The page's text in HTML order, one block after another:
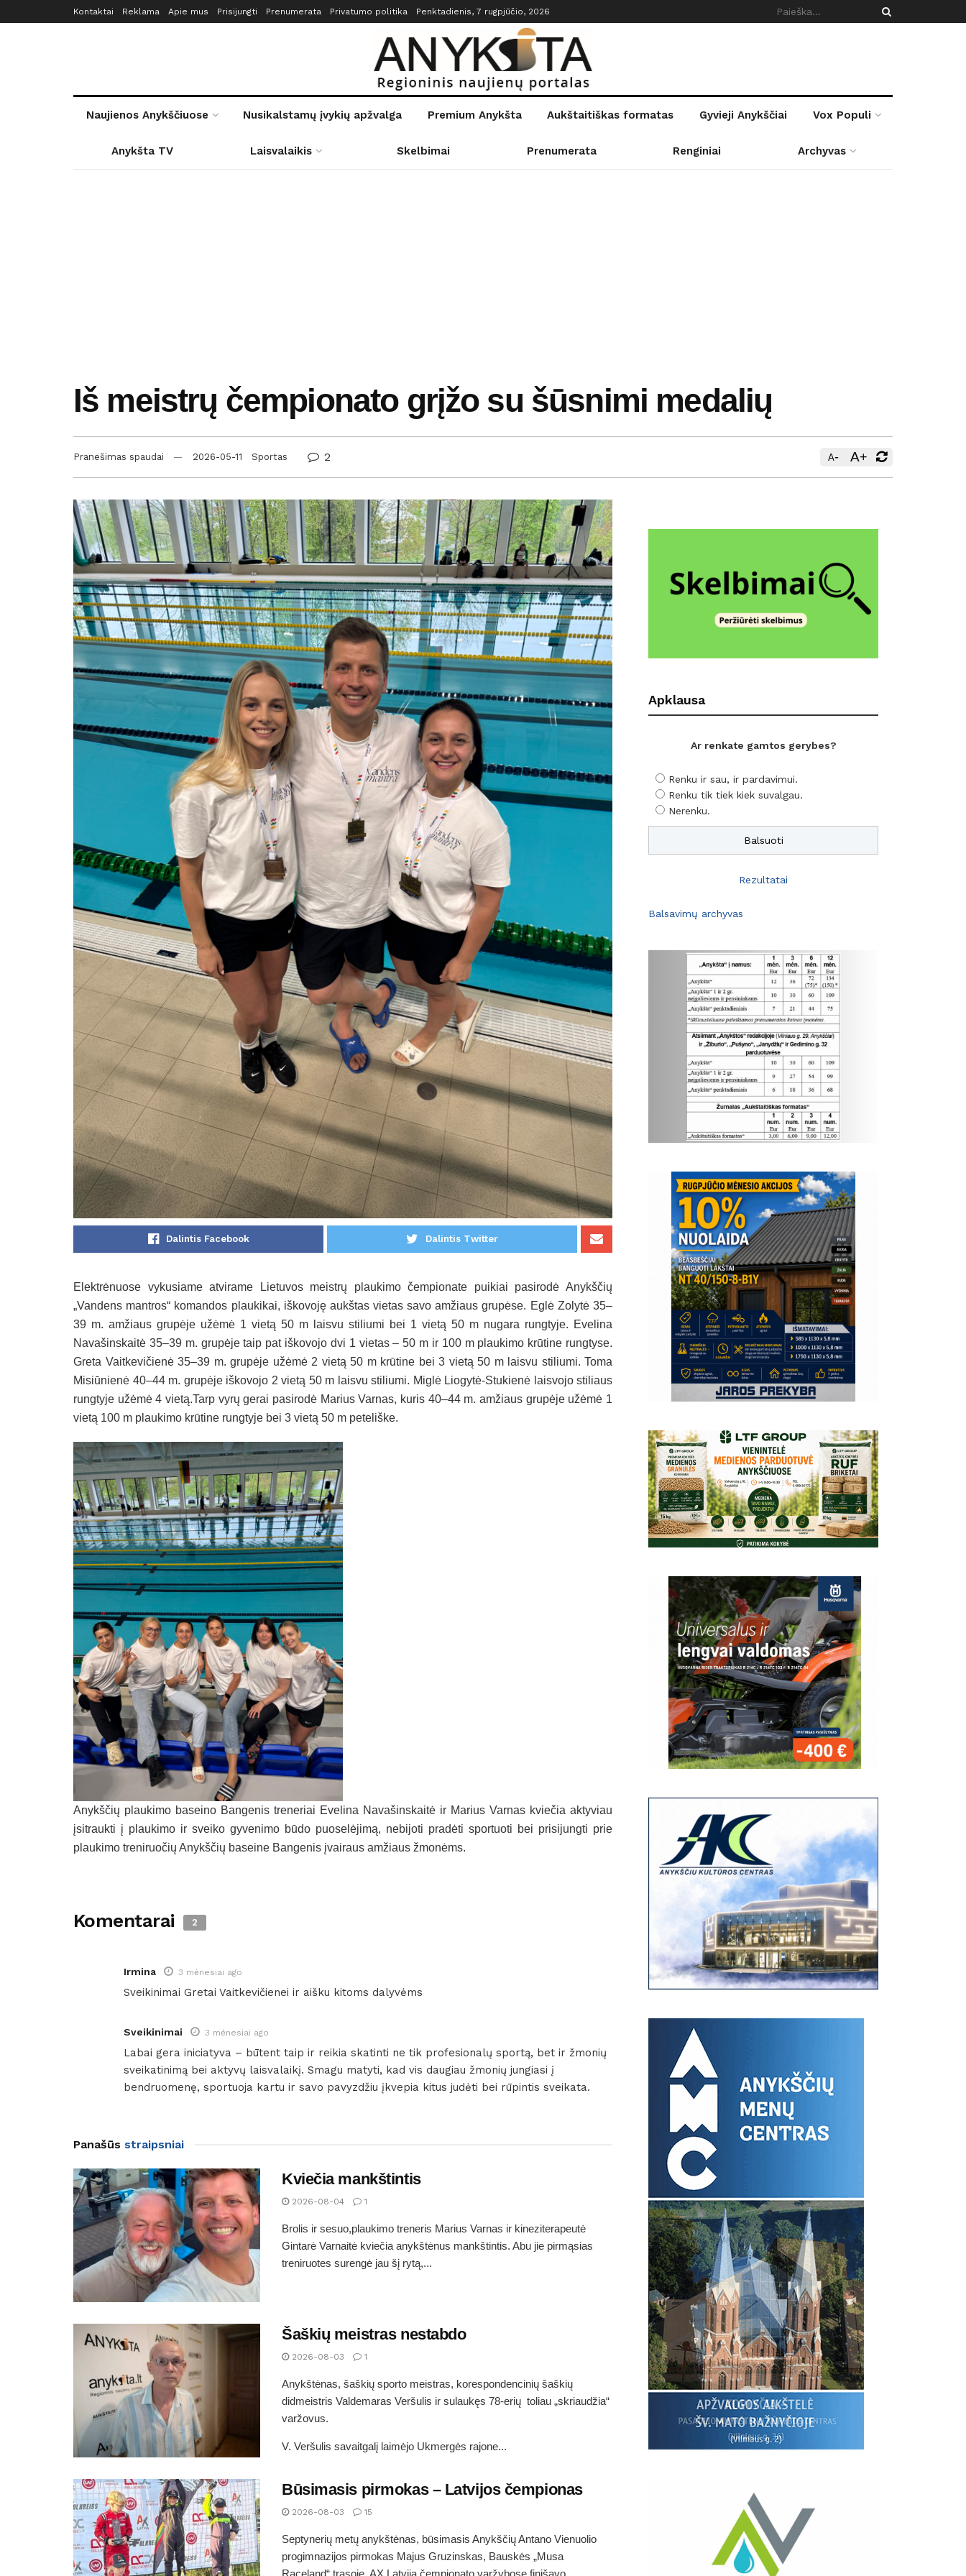
Kontaktai Reklama Apie mus Prisijungti Prenumerata Privatumo politika Penktadienis, 7 rugpjūčio, 2026
Naujienos Anykščiuose Nusikalstamų įvykių apžvalga Premium Anykšta Aukštaitiškas formatas Gyvieji Anykščiai Vox Populi
Anykšta TV Laisvalaikis Skelbimai Prenumerata Renginiai Archyvas
Iš meistrų čempionato grįžo su šūsnimi medalių
Pranešimas spaudai 2026-05-11 Sportas 2 A- A+
Dalintis Facebook Dalintis Twitter
Elektrėnuose vykusiame atvirame Lietuvos meistrų plaukimo čempionate puikiai pasirodė Anykščių
„Vandens mantros“ komandos plaukikai, iškovoję aukštas vietas savo amžiaus grupėse. Eglė Zolytė 35–
39 m. amžiaus grupėje užėmė 1 vietą 50 m laisvu stiliumi bei 1 vietą 50 m nugara rungtyje. Evelina
Navašinskaitė 35–39 m. grupėje taip pat iškovojo dvi 1 vietas – 50 m ir 100 m plaukimo krūtine rungtyse.
Greta Vaitkevičienė 35–39 m. grupėje užėmė 2 vietą 50 m krūtine bei 3 vietą 50 m laisvu stiliumi. Toma
Misiūnienė 40–44 m. grupėje iškovojo 2 vietą 50 m laisvu stiliumi. Miglė Liogytė-Stukienė laisvojo stiliaus
rungtyje užėmė 4 vietą.Tarp vyrų gerai pasirodė Marius Varnas, kuris 40–44 m. amžiaus grupėje užėmė 1
vietą 100 m plaukimo krūtine rungtyje bei 3 vietą 50 m peteliške.
Anykščių plaukimo baseino Bangenis treneriai Evelina Navašinskaitė ir Marius Varnas kviečia aktyviau
įsitraukti į plaukimo ir sveiko gyvenimo būdo puoselėjimą, nebijoti pradėti sportuoti bei prisijungti prie
plaukimo treniruočių Anykščių baseine Bangenis įvairaus amžiaus žmonėms.
Komentarai 2
Irmina 3 mėnesiai ago
Sveikinimai Gretai Vaitkevičienei ir aišku kitoms dalyvėms
Sveikinimai 3 mėnesiai ago
Labai gera iniciatyva – būtent taip ir reikia skatinti ne tik profesionalų sportą, bet ir žmonių
sveikatinimą bei aktyvų laisvalaikį. Smagu matyti, kad vis daugiau žmonių jungiasi į
bendruomenę, sportuoja kartu ir savo pavyzdžiu įkvepia kitus judėti bei rūpintis sveikata.
Panašūs straipsniai
Kviečia mankštintis
2026-08-04 1
Brolis ir sesuo,plaukimo treneris Marius Varnas ir kineziterapeutė
Gintarė Varnaitė kviečia anykštėnus mankštintis. Abu jie pirmąsias
treniruotes surengė jau šį rytą,...
Šaškių meistras nestabdo
2026-08-03 1
Anykštėnas, šaškių sporto meistras, korespondencinių šaškių
didmeistris Valdemaras Veršulis ir sulaukęs 78-erių toliau „skriaudžia“
varžovus.
V. Veršulis savaitgalį laimėjo Ukmergės rajone...
Būsimasis pirmokas – Latvijos čempionas
2026-08-03 15
Septynerių metų anykštėnas, būsimasis Anykščių Antano Vienuolio
progimnazijos pirmokas Majus Gruzinskas, Bauskės „Musa
Apklausa
Ar renkate gamtos gerybes?
Renku ir sau, ir pardavimui.
Renku tik tiek kiek suvalgau.
Nerenku.
Rezultatai
Balsavimų archyvas